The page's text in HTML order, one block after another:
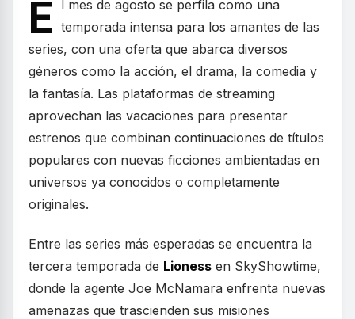
E
l mes de agosto se perfila como una
temporada intensa para los amantes de las
series, con una oferta que abarca diversos
géneros como la acción, el drama, la comedia y
la fantasía. Las plataformas de streaming
aprovechan las vacaciones para presentar
estrenos que combinan continuaciones de títulos
populares con nuevas ficciones ambientadas en
universos ya conocidos o completamente
originales.
Entre las series más esperadas se encuentra la
tercera temporada de Lioness en SkyShowtime,
donde la agente Joe McNamara enfrenta nuevas
amenazas que trascienden sus misiones